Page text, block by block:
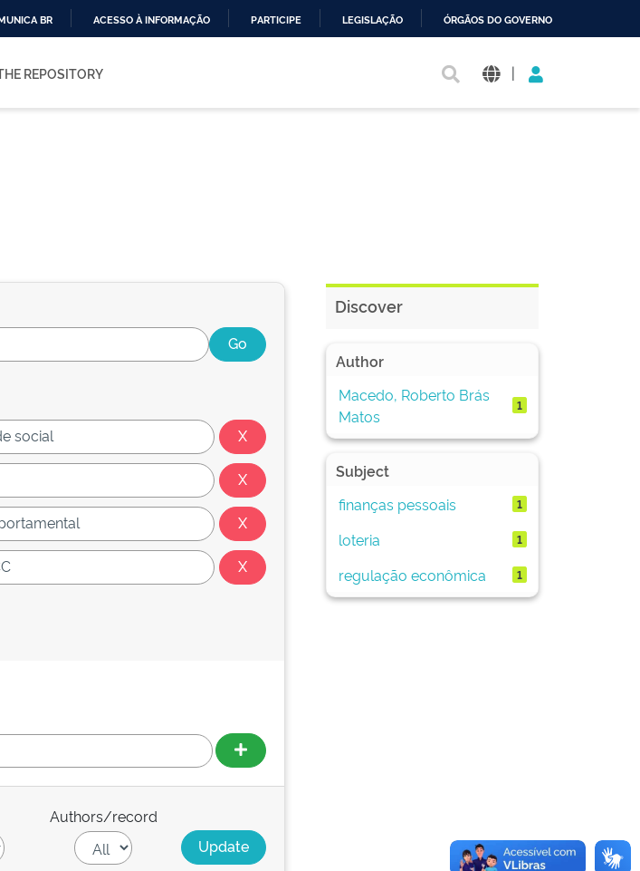
O
BR ACESSO À INFORMAÇÃO PARTICIPE LEGISLAÇÃO ÓRGÃOS DO GOVERNO
REPOSITORY |
Authors/record
Discover
Author
Macedo, Roberto Brás
Matos
1
Subject
finanças pessoais
1
loteria 1
regulação econômica 1